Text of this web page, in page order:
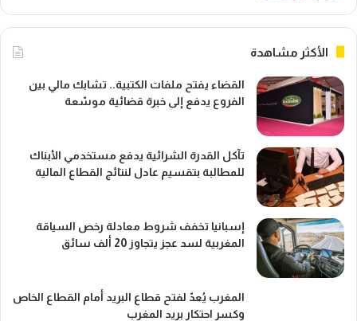
الأكثر مشاهدة
القضاء يفتح ملفات الكتبية.. تشابك مالي بين
الفروع يدفع إلى خبرة قضائية موسّعة
تآكل القدرة الشرائية يدفع مستخدمي الأبناك
للمطالبة بتقسيم عادل لنتائج القطاع المالية
إسبانيا تخفف شروط معادلة رخص السياقة
المغربية لسد عجز يتجاوز 20 ألف سائق
المغرب يُعدّ لفتح قطاع البريد أمام القطاع الخاص
وكسر احتكار بريد المغرب